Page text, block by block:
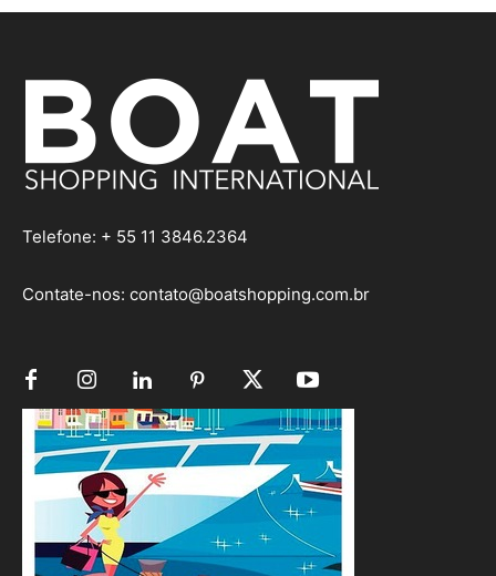
Telefone: + 55 11 3846.2364
Contate-nos: contato@boatshopping.com.br